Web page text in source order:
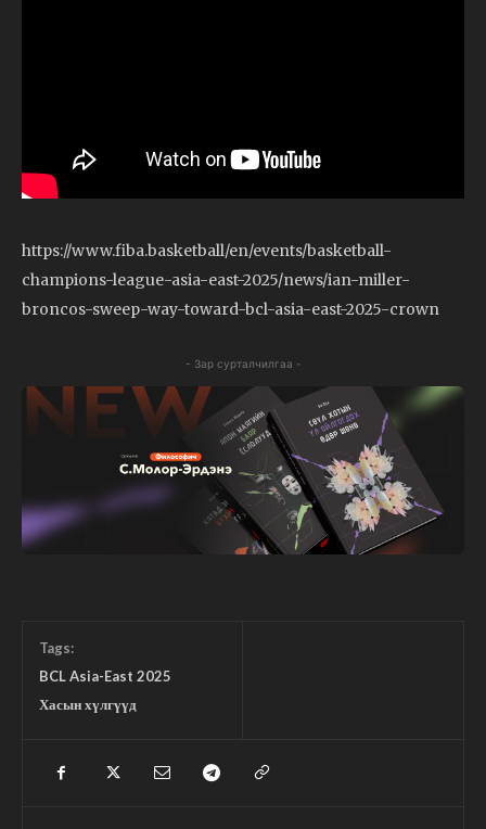
https://www.fiba.basketball/en/events/basketball-
champions-league-asia-east-2025/news/ian-miller-
broncos-sweep-way-toward-bcl-asia-east-2025-crown
- Зар сурталчилгаа -
Tags:
BCL Asia-East 2025
Хасын хүлгүүд